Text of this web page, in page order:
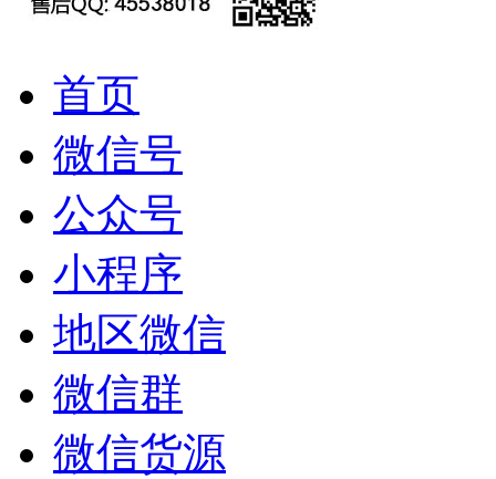
首页
微信号
公众号
小程序
地区微信
微信群
微信货源